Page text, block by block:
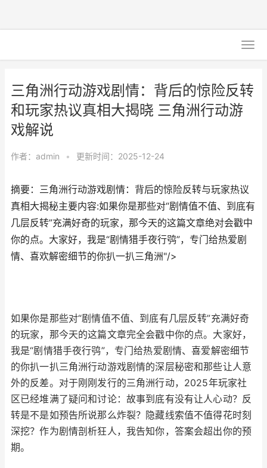
三角洲行动游戏剧情：背后的惊险反转
和玩家热议真相大揭晓 三角洲行动游
戏解说
作者： admin • 更新时间：2025-12-24
摘要：三角洲行动游戏剧情：背后的惊险反转与玩家热议
真相大揭秘主要内容:如果你是那些对“剧情值不值、到底有
几层反转”充满好奇的玩家，那今天的这篇文章绝对会戳中
你的点。大家好，我是“剧情猎手夜行鸮”，专门给热爱剧
情、喜欢解密细节的你扒一扒三角洲"/>
如果你是那些对“剧情值不值、到底有几层反转”充满好奇
的玩家，那今天的这篇文章完全会戳中你的点。大家好，
我是“剧情猎手夜行鸮”，专门给热爱剧情、喜爱解密细节
的你扒一扒三角洲行动游戏剧情的深层秘密和那些让人意
外的反差。对于刚刚发行的三角洲行动，2025年玩家社
区已经堆满了疑问和讨论：故事到底有没有让人心动？反
转是不是如预告所说那么炸裂？隐藏线索值不值得花时刻
深挖？作为剧情剖析狂人，我告知你，答案会超出你的预
期。